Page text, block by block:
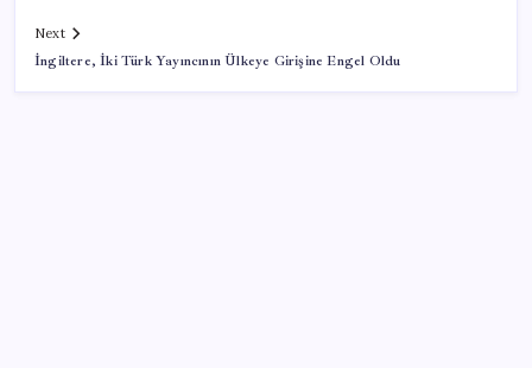
Next
İngiltere, İki Türk Yayıncının Ülkeye Girişine Engel Oldu